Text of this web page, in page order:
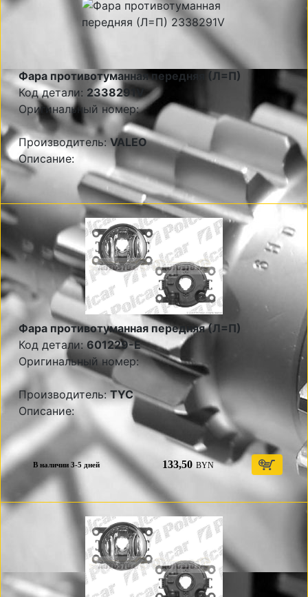
Фара противотуманная передняя (Л=П)
Код детали: 2338291V
Оригинальный номер:
Производитель: VALEO
Описание:
Фара противотуманная передняя (Л=П)
Код детали:601229-E
Оригинальный номер:
Производитель:TYC
Описание:
В наличии 3-5 дней 133,50 BYN